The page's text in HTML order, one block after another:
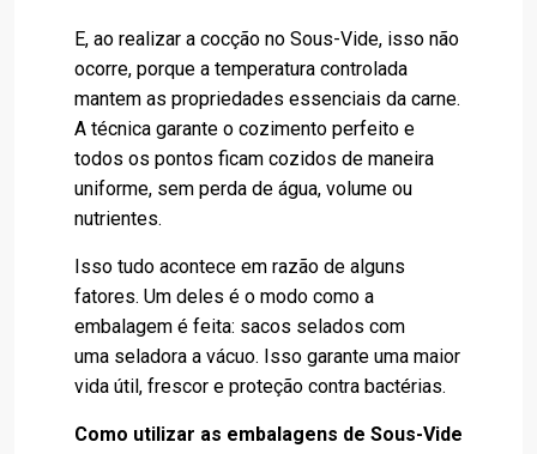
E, ao realizar a cocção no Sous-Vide, isso não
ocorre, porque a temperatura controlada
mantem as propriedades essenciais da carne.
A técnica garante o cozimento perfeito e
todos os pontos ficam cozidos de maneira
uniforme, sem perda de água, volume ou
nutrientes.
Isso tudo acontece em razão de alguns
fatores. Um deles é o modo como a
embalagem é feita: sacos selados com
uma seladora a vácuo. Isso garante uma maior
vida útil, frescor e proteção contra bactérias.
Como utilizar as embalagens de Sous-Vide